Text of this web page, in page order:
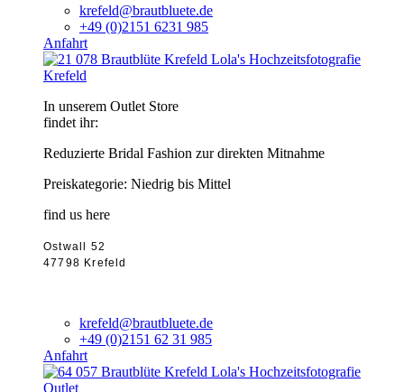
krefeld@brautbluete.de
+49 (0)2151 6231 985
Anfahrt
Krefeld
In unserem Outlet Store
findet ihr:
Reduzierte Bridal Fashion zur direkten Mitnahme
Preiskategorie: Niedrig bis Mittel
find us here
Ostwall 52
47798 Krefeld
krefeld@brautbluete.de
+49 (0)2151 62 31 985
Anfahrt
Outlet